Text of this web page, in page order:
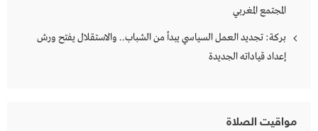
المجتمع المغربي
بركة: تجديد العمل السياسي يبدأ من الشباب.. والاستقلال يفتح ورش
إعداد قياداته الجديدة
مواقيت الصلاة